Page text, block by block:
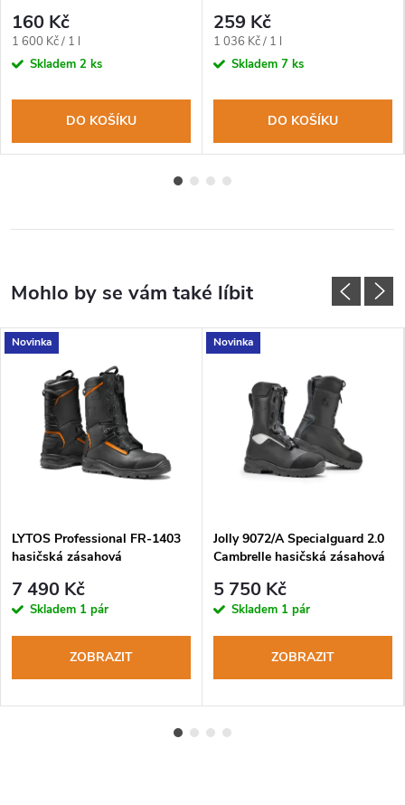
160 Kč
Měrná
cena:
1 600 Kč / 1 l
Skladem 2 ks
DO KOŠÍKU
259 Kč
Měrná
cena:
1 036 Kč / 1 l
Skladem 7 ks
DO KOŠÍKU
Novinka
LYTOS Professional FR-1403
hasičská zásahová
7 490 Kč
Skladem 1 pár
ZOBRAZIT
Novinka
Jolly 9072/A Specialguard 2.0
Cambrelle hasičská zásahová
5 750 Kč
Skladem 1 pár
ZOBRAZIT